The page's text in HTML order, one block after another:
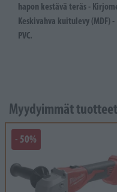
hapon kestävä teräs -
Keskivahva kuitulevy
PVC.
Myydyimmät tuotteet
- 50%